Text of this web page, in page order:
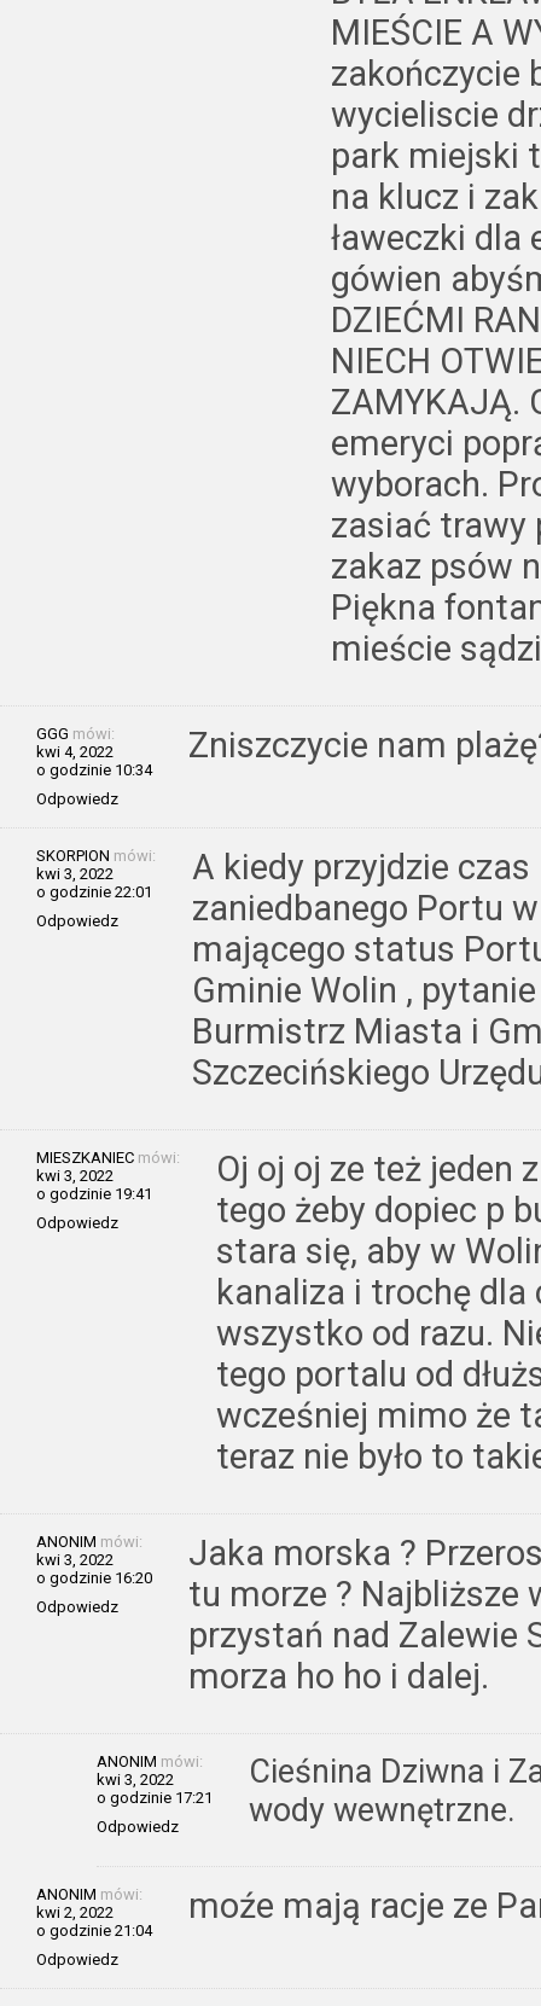
MIEŚCIE A
zakończycie
wycieliscie
park miejski
na klucz i
ławeczki
gówien
DZIEĆMI
NIECH
ZAMYKAJĄ.
emeryci
wyborach.
zasiać trawy
zakaz psów
Piękna
mieście
GGG mówi:
kwi 4, 2022
o godzinie 10:34
Odpowiedz
Zniszczycie nam
SKORPION mówi:
kwi 3, 2022
o godzinie 22:01
Odpowiedz
A kiedy przyjdzie
zaniedbanego Portu
mającego status
Gminie Wolin ,
Burmistrz Miasta i
Szczecińskiego
MIESZKANIEC mówi:
kwi 3, 2022
o godzinie 19:41
Odpowiedz
Oj oj oj ze też jeden
tego żeby dopiec p
stara się, aby w
kanaliza i trochę dla
wszystko od razu.
tego portalu od
wcześniej mimo że
teraz nie było to
ANONIM mówi:
kwi 3, 2022
o godzinie 16:20
Odpowiedz
Jaka morska ?
tu morze ? Najbliższe
przystań nad Zalewie
morza ho ho i dalej.
ANONIM mówi:
kwi 3, 2022
o godzinie 17:21
Odpowiedz
Cieśnina Dziwna i
wody wewnętrzne.
ANONIM mówi:
kwi 2, 2022
o godzinie 21:04
Odpowiedz
moźe mają racje ze